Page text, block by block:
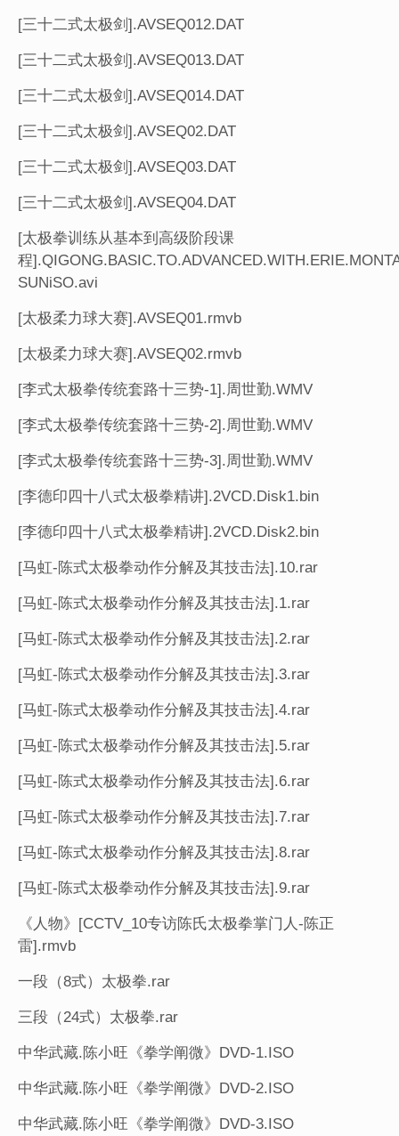
[三十二式太极剑].AVSEQ012.DAT
[三十二式太极剑].AVSEQ013.DAT
[三十二式太极剑].AVSEQ014.DAT
[三十二式太极剑].AVSEQ02.DAT
[三十二式太极剑].AVSEQ03.DAT
[三十二式太极剑].AVSEQ04.DAT
[太极拳训练从基本到高级阶段课
程
SUNiSO.avi
[太极柔力球大赛].AVSEQ01.rmvb
[太极柔力球大赛].AVSEQ02.rmvb
[李式太极拳传统套路十三势-1].周世勤.WMV
[李式太极拳传统套路十三势-2].周世勤.WMV
[李式太极拳传统套路十三势-3].周世勤.WMV
[李德印四十八式太极拳精讲].2VCD.Disk1.bin
[李德印四十八式太极拳精讲].2VCD.Disk2.bin
[马虹-陈式太极拳动作分解及其技击法].10.rar
[马虹-陈式太极拳动作分解及其技击法].1.rar
[马虹-陈式太极拳动作分解及其技击法].2.rar
[马虹-陈式太极拳动作分解及其技击法].3.rar
[马虹-陈式太极拳动作分解及其技击法].4.rar
[马虹-陈式太极拳动作分解及其技击法].5.rar
[马虹-陈式太极拳动作分解及其技击法].6.rar
[马虹-陈式太极拳动作分解及其技击法].7.rar
[马虹-陈式太极拳动作分解及其技击法].8.rar
[马虹-陈式太极拳动作分解及其技击法].9.rar
《人物》[CCTV_10专访陈氏太极拳掌门人-陈正
雷].rmvb
一段（8式）太极拳.rar
三段（24式）太极拳.rar
中华武藏.陈小旺《拳学阐微》DVD-1.ISO
中华武藏.陈小旺《拳学阐微》DVD-2.ISO
中华武藏.陈小旺《拳学阐微》DVD-3.ISO